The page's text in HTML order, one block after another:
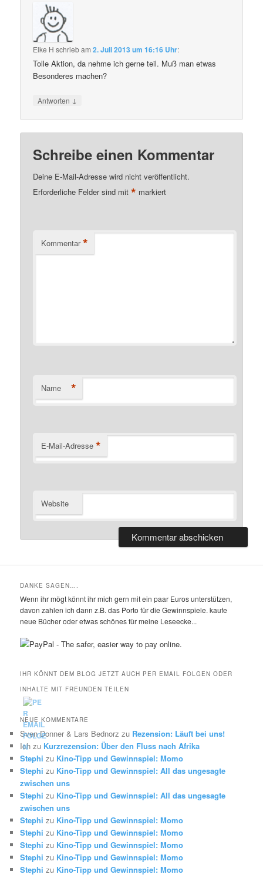
Elke H schriebam2. Juli 2013 um 16:16 Uhr:
Tolle Aktion, da nehme ich gerne teil. Muß man etwas
Besonderes machen?
Antworten ↓
Schreibe einen Kommentar
Deine E-Mail-Adresse wird nicht veröffentlicht.
Erforderliche Felder sind mit* markiert
Kommentar *
Name *
E-Mail-Adresse *
Website
DANKE SAGEN….
Wenn ihr mögt könnt ihr mich gern mit ein paar Euros unterstützen,
davon zahlen ich dann z.B. das Porto für die Gewinnspiele. kaufe
neue Bücher oder etwas schönes für meine Leseecke...
IHR KÖNNT DEM BLOG JETZT AUCH PER EMAIL FOLGEN ODER
INHALTE MIT FREUNDEN TEILEN
NEUE KOMMENTARE
Sven Donner & Lars Bednorz zu Rezension: Läuft bei uns!
Ich zu Kurzrezension: Über den Fluss nach Afrika
Stephi zu Kino-Tipp und Gewinnspiel: Momo
Stephi zu Kino-Tipp und Gewinnspiel: All das ungesagte
zwischen uns
Stephi zu Kino-Tipp und Gewinnspiel: All das ungesagte
zwischen uns
Stephi zu Kino-Tipp und Gewinnspiel: Momo
Stephi zu Kino-Tipp und Gewinnspiel: Momo
Stephi zu Kino-Tipp und Gewinnspiel: Momo
Stephi zu Kino-Tipp und Gewinnspiel: Momo
Stephi zu Kino-Tipp und Gewinnspiel: Momo